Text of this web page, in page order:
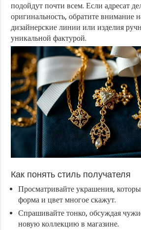
подойдут почти всем. Если адресат
оригинальность, обратите внимание
дизайнерские линии или изделия
уникальной фактурой.
Как понять стиль получателя
Просматривайте украшения,
форма и цвет многое скажут.
Спрашивайте тонко, обсуждая
новую коллекцию в магазине.